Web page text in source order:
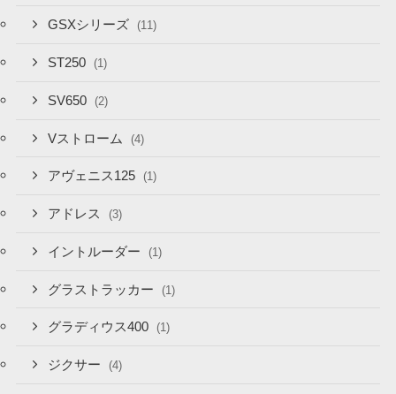
GSXシリーズ (11)
ST250 (1)
SV650 (2)
Vストローム (4)
アヴェニス125 (1)
アドレス (3)
イントルーダー (1)
グラストラッカー (1)
グラディウス400 (1)
ジクサー (4)